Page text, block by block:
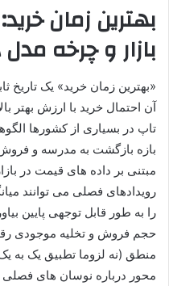
بهترین زمان
بازار و چرخه
«بهترین زمان خرید» یک تاریخ
آن احتمال خرید با ارزش بهتر
تاپ در بسیاری از کشورها
بازه بازگشت به مدرسه و
مبتنی بر داده های قیمت در
رویدادهای فصلی می توانند
را به طور قابل توجهی پایین
حجم فروش و تخلیه موجودی
منطق (نه لزوما تطبیق یک به
محور درباره نوسان های فصلی